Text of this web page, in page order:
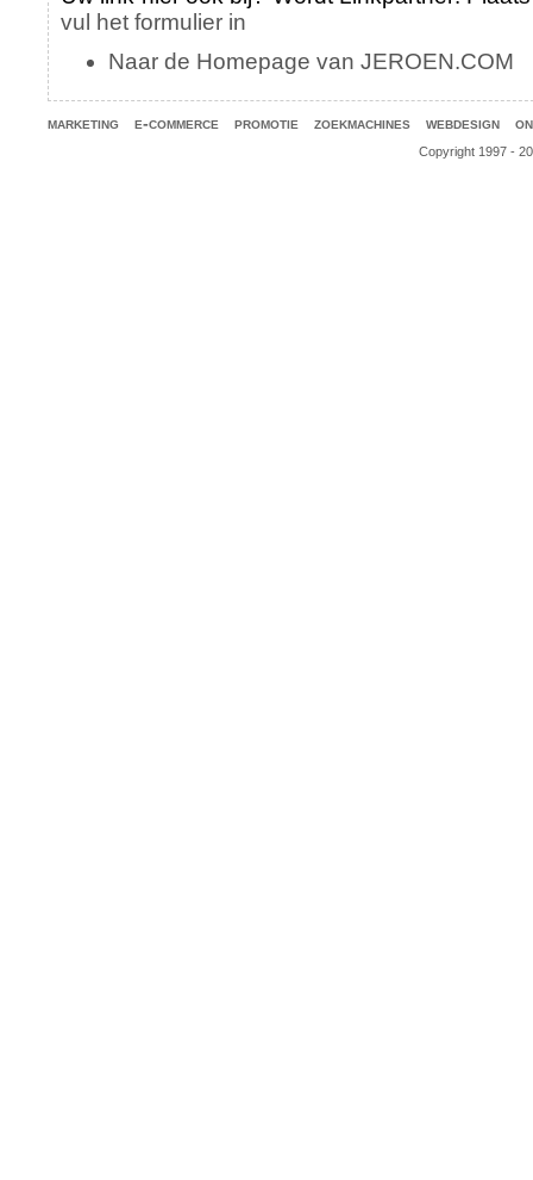
vul het formulier in
Naar de Homepage van JEROEN.COM
marketing e-commerce promotie zoekmachines webdesign
Copyright 1997 -